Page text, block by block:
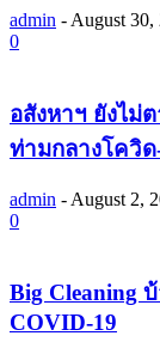
admin - August 30,
0
อสังหาฯ ยังไ
ท่ามกลางโควิด
admin - August 2,
0
Big Cleaning
COVID-19